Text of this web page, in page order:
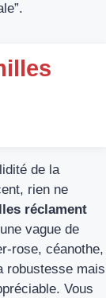
de la
rien ne
réclament
vague de
rose, céanothe,
robustesse mais
Vous